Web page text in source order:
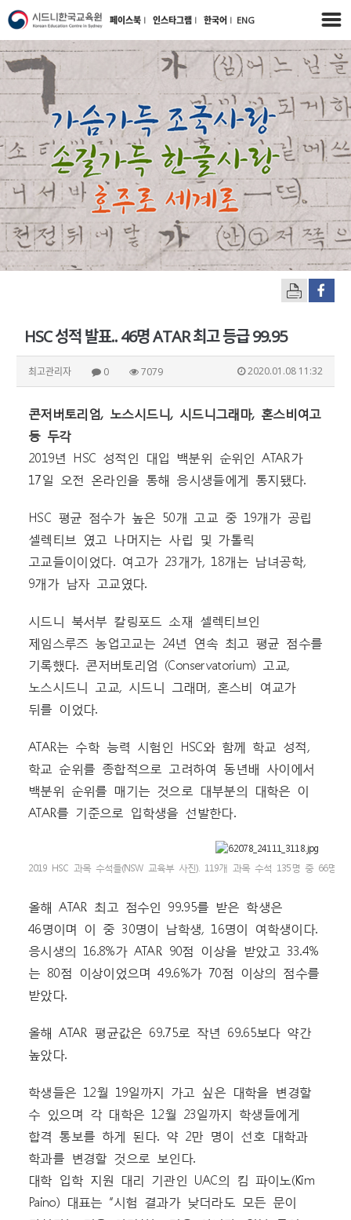
페이스북 l 인스타그램 l 한국어 l ENG
HSC 성적 발표.. 46명 ATAR 최고 등급 99.95
최고관리자 0 7079 2020.01.08 11:32
콘저버토리엄, 노스시드니, 시드니그래마, 혼스비여고
등 두각
2019년 HSC 성적인 대입 백분위 순위인 ATAR가
17일 오전 온라인을 통해 응시생들에게 통지됐다.
HSC 평균 점수가 높은 50개 고교 중 19개가 공립
셀렉티브 였고 나머지는 사립 및 가톨릭
고교들이이었다. 여고가 23개가, 18개는 남녀공학,
9개가 남자 고교였다.
시드니 북서부 칼링포드 소재 셀렉티브인
제임스루즈 농업고교는 24년 연속 최고 평균 점수를
기록했다. 콘저버토리엄 (Conservatorium) 고교,
노스시드니 고교, 시드니 그래머, 혼스비 여교가
뒤를 이었다.
ATAR는 수학 능력 시험인 HSC와 함께 학교 성적,
학교 순위를 종합적으로 고려하여 동년배 사이에서
백분위 순위를 매기는 것으로 대부분의 대학은 이
ATAR를 기준으로 입학생을 선발한다.
2019 HSC 과목 수석들(NSW 교육부 사진). 119개 과목 수석 135명 중 66명이
올해 ATAR 최고 점수인 99.95를 받은 학생은
46명이며 이 중 30명이 남학생, 16명이 여학생이다.
응시생의 16.8%가 ATAR 90점 이상을 받았고 33.4%
는 80점 이상이었으며 49.6%가 70점 이상의 점수를
받았다.
올해 ATAR 평균값은 69.75로 작년 69.65보다 약간
높았다.
학생들은 12월 19일까지 가고 싶은 대학을 변경할
수 있으며 각 대학은 12월 23일까지 학생들에게
합격 통보를 하게 된다. 약 2만 명이 선호 대학과
학과를 변경할 것으로 보인다.
대학 입학 지원 대리 기관인 UAC의 킴 파이노(Kim
Paino) 대표는 “시험 결과가 낮더라도 모든 문이